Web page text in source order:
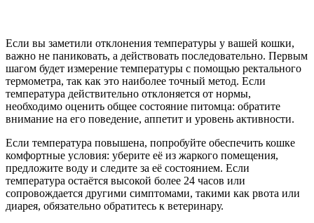
Если вы заметили отклонения температуры у вашей кошки,
важно не паниковать, а действовать последовательно. Первым
шагом будет измерение температуры с помощью ректального
термометра, так как это наиболее точный метод. Если
температура действительно отклоняется от нормы,
необходимо оценить общее состояние питомца: обратите
внимание на его поведение, аппетит и уровень активности.
Если температура повышена, попробуйте обеспечить кошке
комфортные условия: уберите её из жаркого помещения,
предложите воду и следите за её состоянием. Если
температура остаётся высокой более 24 часов или
сопровождается другими симптомами, такими как рвота или
диарея, обязательно обратитесь к ветеринару.